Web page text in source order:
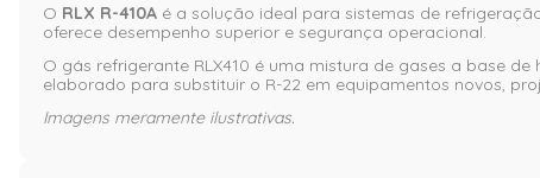
O RLX R-410A é a solução ideal para sistemas de
oferece desempenho superior e segurança operacional.
O gás refrigerante RLX410 é uma mistura de gases a base
elaborado para substituir o R-22 em equipamentos novos,
Imagens meramente ilustrativas.